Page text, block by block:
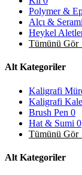
Polymer &
Alçı &
Heykel
Tümünü
Alt Kategoriler
Kaligrafi
Kaligrafi
Brush Pen 0
Hat & Sumi 0
Tümünü
Alt Kategoriler